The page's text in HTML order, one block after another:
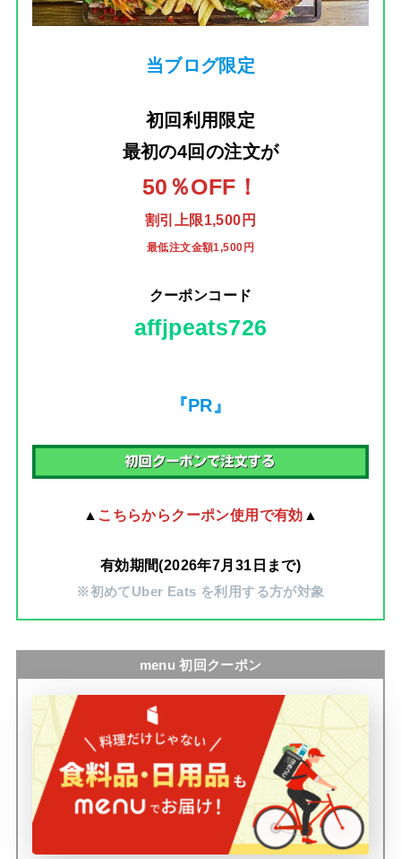
当ブログ限定
初回利用限定
最初の4回の注文が
50％OFF！
割引上限1,500円
最低注文金額1,500円
クーポンコード
affjpeats726
『PR』
▲ こちらからクーポン使用で有効 ▲
有効期間(2026年7月31日まで)
※初めてUber Eats を利用する方が対象
menu 初回クーポン